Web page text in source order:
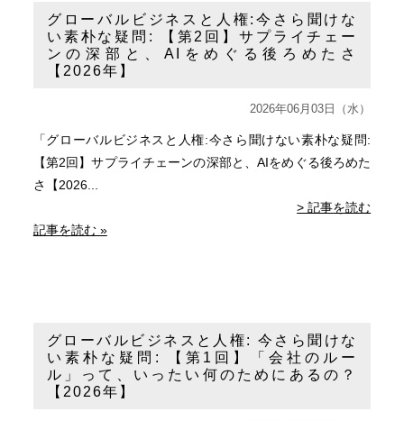
グローバルビジネスと人権:今さら聞けな
い素朴な疑問: 【第2回】サプライチェー
ンの深部と、AIをめぐる後ろめたさ
【2026年】
2026年06月03日（水）
「グローバルビジネスと人権:今さら聞けない素朴な疑問:
【第2回】サプライチェーンの深部と、AIをめぐる後ろめた
さ【2026...
> 記事を読む
記事を読む »
グローバルビジネスと人権: 今さら聞けな
い素朴な疑問: 【第1回】「会社のルー
ル」って、いったい何のためにあるの？
【2026年】